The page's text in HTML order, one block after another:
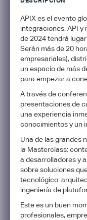
APIX es el evento
integraciones, API y
de 2024 tendrá lugar
Serán más de 20
empresariales),
un espacio de más
para empezar a
A través de
presentaciones de
una experiencia
conocimientos y un
Una de las grandes
la Masterclass:
a desarrolladores y
sobre soluciones
tecnológico:
ingeniería de
Este es un buen
profesionales,